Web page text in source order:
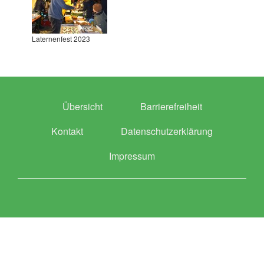
Laternenfest 2023
Übersicht
Barrierefreiheit
Kontakt
Datenschutzerklärung
Impressum